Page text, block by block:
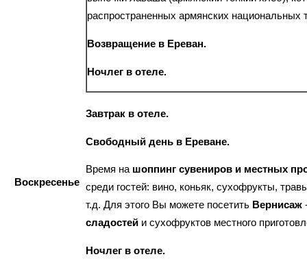
распространенных армянских национальных
Возвращение в Ереван.
Ночлег в отеле.
Воскресенье
Завтрак в отеле.
Свободный день в Ереване.
Время на шоппинг сувениров и местных
среди гостей: вино, коньяк, сухофрукты,
т.д. Для этого Вы можете посетить Вернисаж
сладостей и сухофруктов местного
Ночлег в отеле.